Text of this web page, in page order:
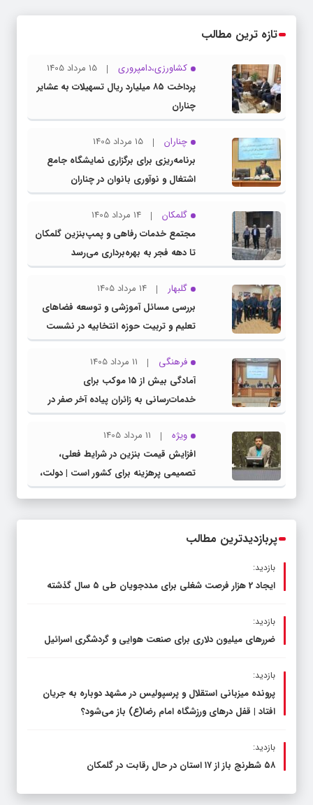
تازه ترین مطالب
کشاورزی،دامپروری
15 مرداد 1405
پرداخت ۸۵ میلیارد ریال تسهیلات به عشایر
چناران
چناران
15 مرداد 1405
برنامه‌ریزی برای برگزاری نمایشگاه جامع
اشتغال و نوآوری بانوان در چناران
گلمکان
14 مرداد 1405
مجتمع خدمات رفاهی و پمپ‌بنزین گلمکان
تا دهه فجر به بهره‌برداری می‌رسد
گلبهار
14 مرداد 1405
بررسی مسائل آموزشی و توسعه فضاهای
تعلیم و تربیت حوزه انتخابیه در نشست
مشترک عضو کمیسیون آموزش مجلس با
مدیرکل آموزش و پرورش خراسان رضوی
فرهنگی
11 مرداد 1405
آمادگی بیش از ۱۵ موکب برای
خدمات‌رسانی به زائران پیاده آخر صفر در
شهرستان چناران
ویژه
11 مرداد 1405
افزایش قیمت بنزین در شرایط فعلی،
تصمیمی پرهزینه برای کشور است | دولت،
قاچاق سوخت و عوامل اصلی ناترازی را
پربازدیدترین مطالب
بازدید:
ایجاد 2 هزار فرصت شغلی برای مددجویان طی ۵ سال گذشته
بازدید:
ضررهای میلیون دلاری برای صنعت هوایی و گردشگری اسرائیل
بازدید:
پرونده میزبانی استقلال و پرسپولیس در مشهد دوباره به جریان
افتاد | قفل در‌های ورزشگاه امام رضا(ع) باز می‌شود؟
بازدید:
۵۸ شطرنج‌ باز از ۱۷ استان در حال رقابت در گلمکان